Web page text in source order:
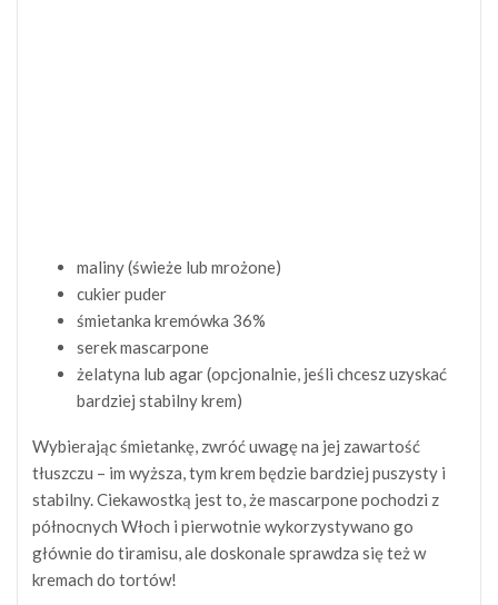
maliny (świeże lub mrożone)
cukier puder
śmietanka kremówka 36%
serek mascarpone
żelatyna lub agar (opcjonalnie, jeśli chcesz uzyskać
bardziej stabilny krem)
Wybierając śmietankę, zwróć uwagę na jej zawartość
tłuszczu – im wyższa, tym krem będzie bardziej puszysty i
stabilny. Ciekawostką jest to, że mascarpone pochodzi z
północnych Włoch i pierwotnie wykorzystywano go
głównie do tiramisu, ale doskonale sprawdza się też w
kremach do tortów!